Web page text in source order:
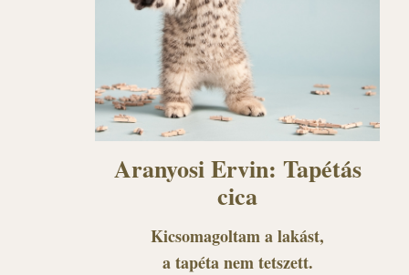
Aranyosi Ervin: Tapétás
cica
Kicsomagoltam a lakást,
a tapéta nem tetszett.